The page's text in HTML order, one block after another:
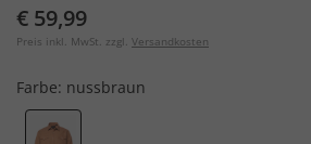
€ 59,99
Preis inkl. MwSt. zzgl. Versandkosten
Farbe: nussbraun